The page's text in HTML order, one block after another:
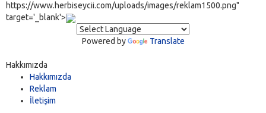
https://www.herbiseycii.com/uploads/images/reklam1500.png"
target='_blank'>
Powered by Translate
Hakkımızda
Hakkımızda
Reklam
İletişim